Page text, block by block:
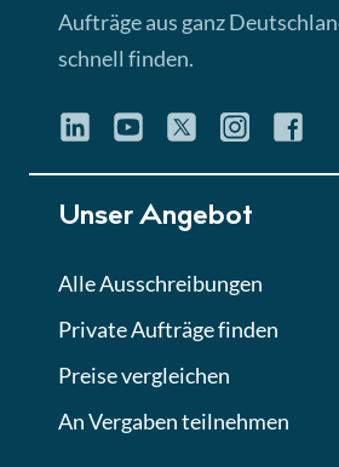
Aufträge aus ganz
schnell finden.
Unser Angebot
Alle Ausschreibungen
Private Aufträge finden
Preise vergleichen
An Vergaben teilnehmen